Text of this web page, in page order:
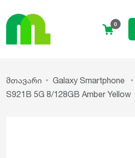
0
მთავარი Galaxy Smartphone
S921B 5G 8/128GB Amber Yellow